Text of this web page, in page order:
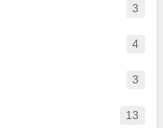
3
4
3
13